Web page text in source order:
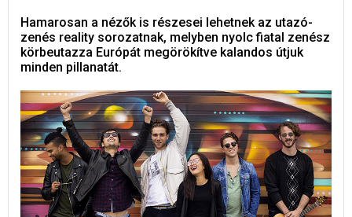
Hamarosan a nézők is részesei lehetnek az utazó-
zenés reality sorozatnak, melyben nyolc fiatal zenész
körbeutazza Európát megörökítve kalandos útjuk
minden pillanatát.